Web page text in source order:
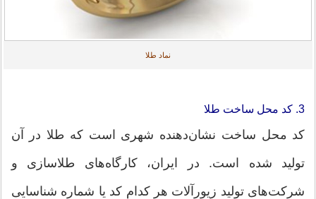
نماد طلا
3. کد محل ساخت طلا
کد محل ساخت نشان‌دهنده شهری است که طلا در آن
تولید شده است. در ایران، کارگاه‌های طلاسازی و
شرکت‌های تولید زیورآلات هر کدام کد یا شماره شناسایی